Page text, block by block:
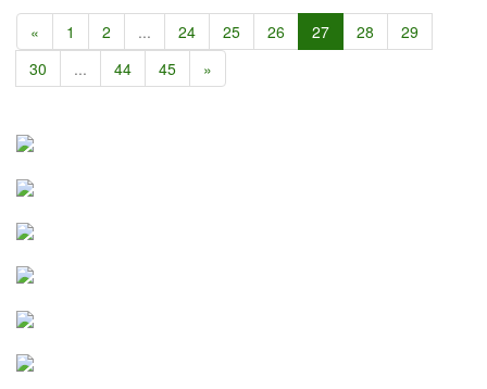
« 1 2 ... 24 25 26 27 28
29
30
... 44 45 »